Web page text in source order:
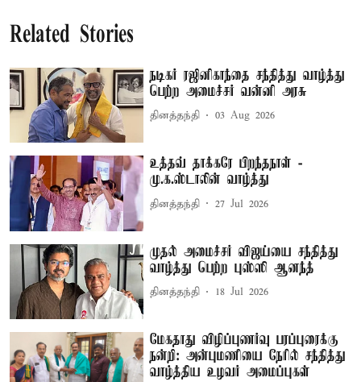
Related Stories
நடிகர் ரஜினிகாந்தை சந்தித்து வாழ்த்து
பெற்ற அமைச்சர் வன்னி அரசு
தினத்தந்தி 03 Aug 2026
உத்தவ் தாக்கரே பிறந்தநாள் -
மு.க.ஸ்டாலின் வாழ்த்து
தினத்தந்தி 27 Jul 2026
முதல் அமைச்சர் விஜய்யை சந்தித்து
வாழ்த்து பெற்ற புஸ்ஸி ஆனந்த்
தினத்தந்தி 18 Jul 2026
மேகதாது விழிப்புணர்வு பரப்புரைக்கு
நன்றி: அன்புமணியை நேரில் சந்தித்து
வாழ்த்திய உழவர் அமைப்புகள்